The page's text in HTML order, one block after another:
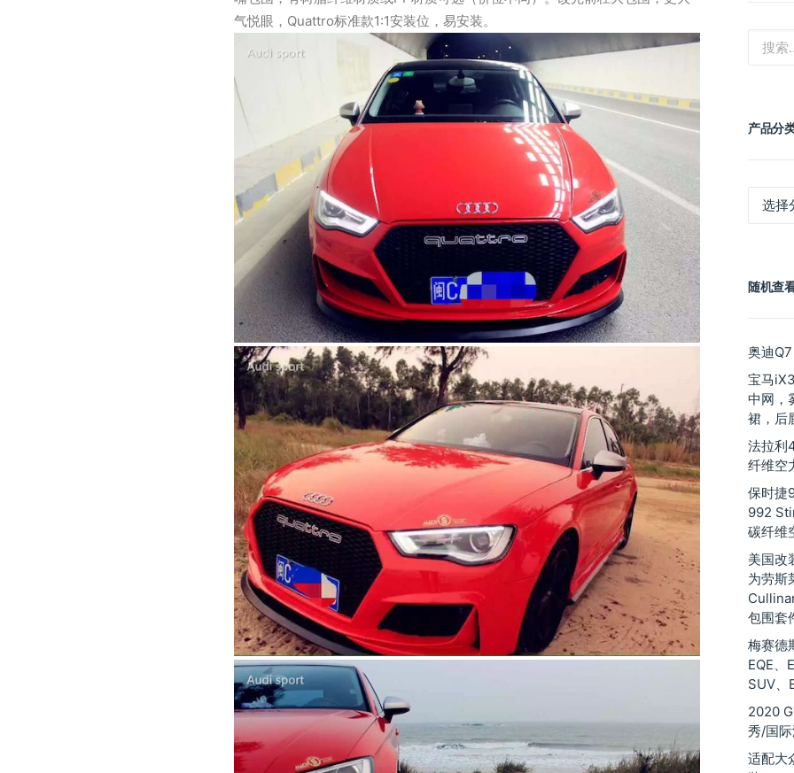
气悦眼，Quattro标准款1:1安装位，易安装。
产品分
随机查
奥迪
宝马
中网，
裙，后
法拉利
纤维空
保时捷
992
碳纤维
美国改
为劳斯
包围套
梅赛德
EQE、
SUV、
2020
秀/国
适配大